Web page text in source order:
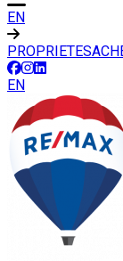
EN
PROPRIETES
EN